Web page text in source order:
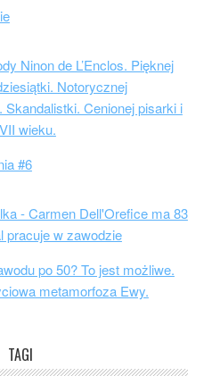
Ninon de L’Enclos. Pięknej
Notorycznej
Skandalistki. Cenionej pisarki i
wieku.
#6
- Carmen Dell'Orefice ma 83
pracuje w zawodzie
po 50? To jest możliwe.
metamorfoza Ewy.
TAGI